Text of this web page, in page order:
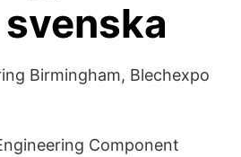
Birmingham, Blechexpo
Component